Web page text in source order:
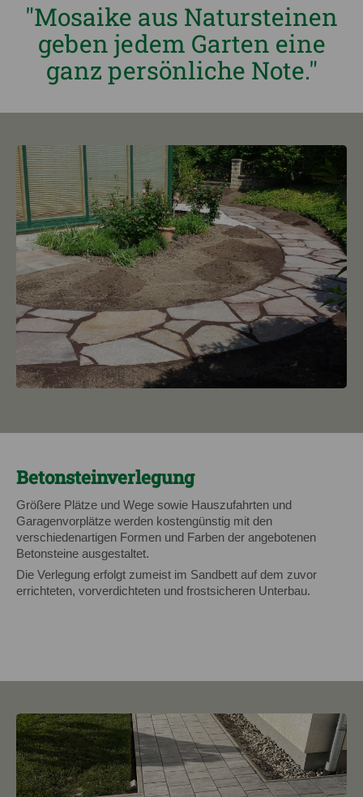
"Mosaike aus Natursteinen
geben jedem Garten eine
ganz persönliche Note."
Betonsteinverlegung
Größere Plätze und Wege sowie Hauszufahrten und
Garagenvorplätze werden kostengünstig mit den
verschiedenartigen Formen und Farben der angebotenen
Betonsteine ausgestaltet.
Die Verlegung erfolgt zumeist im Sandbett auf dem zuvor
errichteten, vorverdichteten und frostsicheren Unterbau.